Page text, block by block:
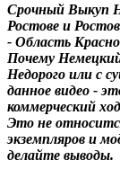
Срочный Выкуп
Ростове и
- Область
Почему
Недорого или с
данное видео -
коммерческий
Это не
экземпляров и
делайте выводы.